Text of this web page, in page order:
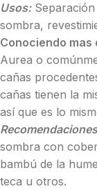
Usos:Separación
sombra,
Conociendo mas
Aurea o
cañas
cañas tienen la
así que es lo
sombra con
bambú de la
teca u otros.